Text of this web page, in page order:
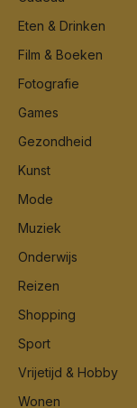
Eten & Drinken
Film & Boeken
Fotografie
Games
Gezondheid
Kunst
Mode
Muziek
Onderwijs
Reizen
Shopping
Sport
Vrijetijd & Hobby
Wonen